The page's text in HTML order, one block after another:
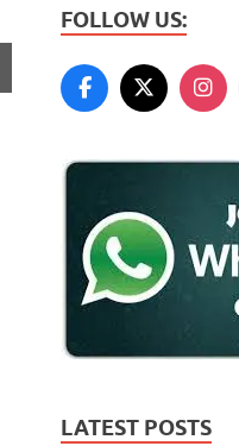
FOLLOW US:
LATEST POSTS